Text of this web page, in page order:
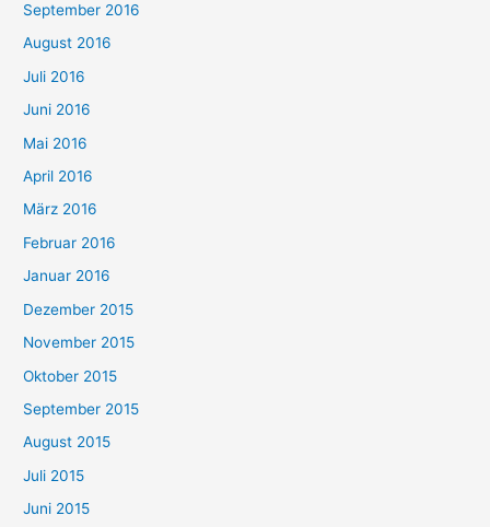
September 2016
August 2016
Juli 2016
Juni 2016
Mai 2016
April 2016
März 2016
Februar 2016
Januar 2016
Dezember 2015
November 2015
Oktober 2015
September 2015
August 2015
Juli 2015
Juni 2015